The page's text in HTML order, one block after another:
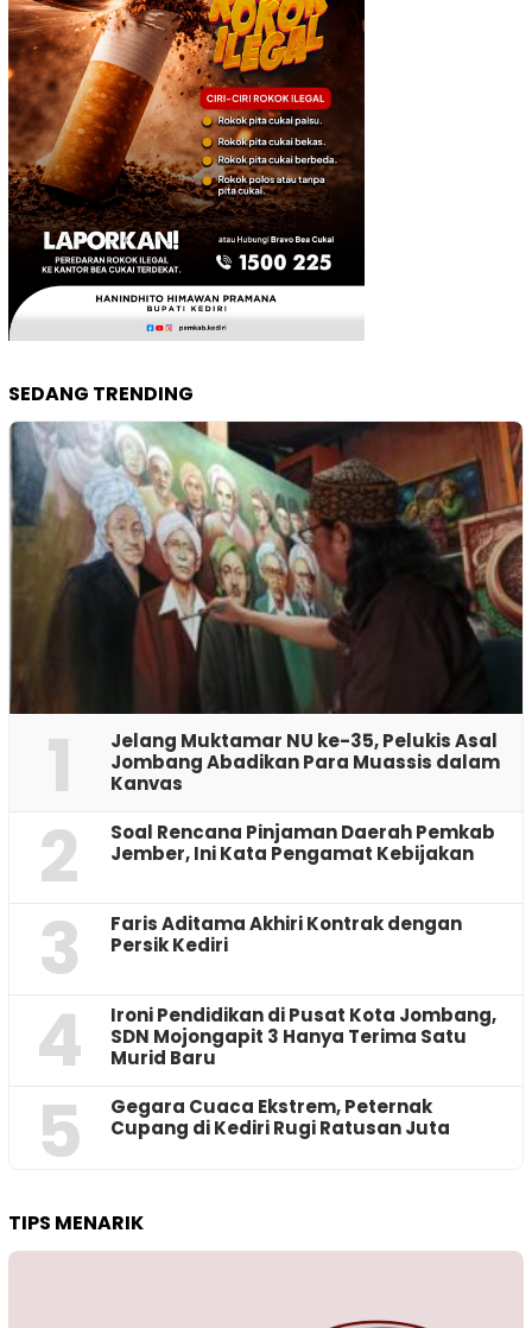
SEDANG TRENDING
1
Jelang Muktamar NU ke-35, Pelukis Asal
Jombang Abadikan Para Muassis dalam
Kanvas
2
‎Soal Rencana Pinjaman Daerah Pemkab
Jember, Ini Kata Pengamat Kebijakan ‎
3
Faris Aditama Akhiri Kontrak dengan
Persik Kediri
4
Ironi Pendidikan di Pusat Kota Jombang,
SDN Mojongapit 3 Hanya Terima Satu
Murid Baru
5
‎Gegara Cuaca Ekstrem, Peternak
Cupang di Kediri Rugi Ratusan Juta
TIPS MENARIK